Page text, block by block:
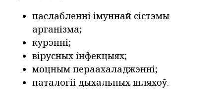
паслабленні імуннай сістэмы
арганізма;
курэнні;
вірусных інфекцыях;
моцным пераахаладжэнні;
паталогіі дыхальных шляхоў.